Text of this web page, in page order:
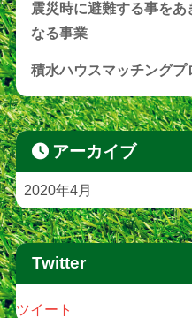
震災時に避難する事を
なる事業
積水ハウスマッチングプ
アーカイブ
Twitter
ツイート